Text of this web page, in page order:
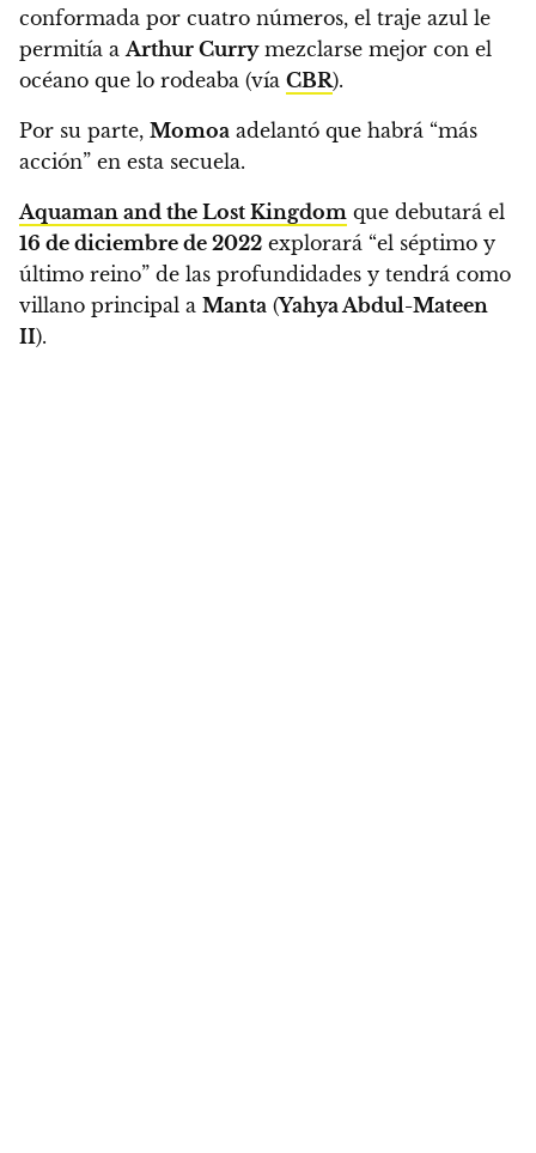
conformada por cuatro números, el traje azul le
permitía a Arthur Currymezclarse mejor con el
océano que lo rodeaba (vía CBR).
Por su parte, Momoa adelantó que habrá “más
acción” en esta secuela.
Aquaman and the Lost Kingdom que debutará el
16 de diciembre de 2022 explorará “el séptimo y
último reino” de las profundidades y tendrá como
villano principal a Manta (Yahya Abdul-Mateen
II).